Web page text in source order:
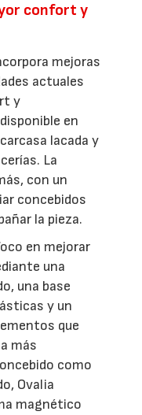
confort y
mejoras
actuales
y
en
lacada y
La
con un
concebidos
la pieza.
en mejorar
una
una base
y un
que
más
como
Ovalia
magnético